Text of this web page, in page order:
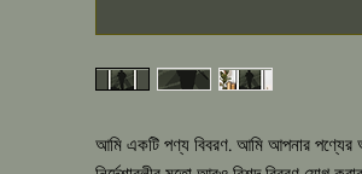
আমি একটি পণ্য বিবরণ. আমি আপনার পণ্যের